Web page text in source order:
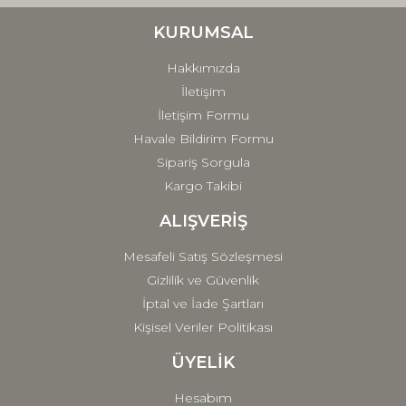
Ürün fiyatı diğer sitelerden daha pahalı.
Gönder
KURUMSAL
Hakkımızda
İletişim
İletişim Formu
Havale Bildirim Formu
Sipariş Sorgula
Kargo Takibi
ALIŞVERİŞ
Mesafeli Satış Sözleşmesi
Gizlilik ve Güvenlik
İptal ve İade Şartları
Kişisel Veriler Politikası
ÜYELİK
Hesabım